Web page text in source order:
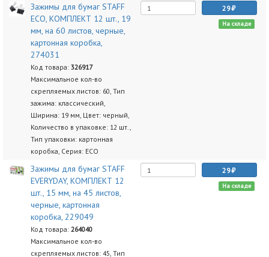
Зажимы для бумаг STAFF
ECO, КОМПЛЕКТ 12 шт., 19
мм, на 60 листов, черные,
картонная коробка,
274031
Код товара: 326917
Максимальное кол-во
скрепляемых листов: 60, Тип
зажима: классический,
Ширина: 19 мм, Цвет: черный,
Количество в упаковке: 12 шт.,
Тип упаковки: картонная
коробка, Серия: ECO
29
На складе
Зажимы для бумаг STAFF
EVERYDAY, КОМПЛЕКТ 12
шт., 15 мм, на 45 листов,
черные, картонная
коробка, 229049
Код товара: 264040
Максимальное кол-во
скрепляемых листов: 45, Тип
29
На складе